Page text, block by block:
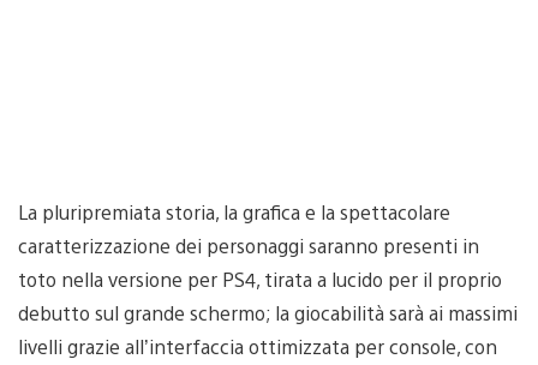
La pluripremiata storia, la grafica e la spettacolare
caratterizzazione dei personaggi saranno presenti in
toto nella versione per PS4, tirata a lucido per il proprio
debutto sul grande schermo; la giocabilità sarà ai massimi
livelli grazie all’interfaccia ottimizzata per console, con